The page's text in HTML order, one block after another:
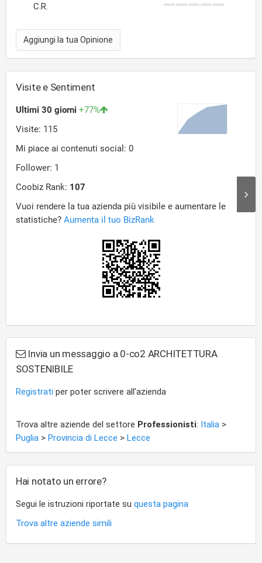
C.R.
Aggiungi la tua Opinione
Visite e Sentiment
Invia un messaggio a 0-co2 ARCHITETTURA
SOSTENIBILE
Registrati per poter scrivere all'azienda
Trova altre aziende del settore Professionisti: Italia >
Puglia > Provincia di Lecce > Lecce
Hai notato un errore?
Segui le istruzioni riportate su questa pagina
Trova altre aziende simili